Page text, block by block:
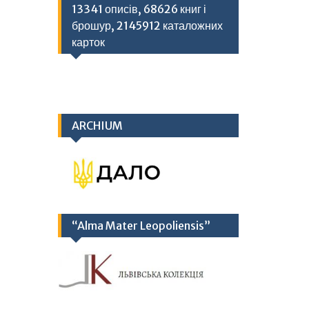
13341 описів, 68626 книг і
брошур, 2145912 каталожних
карток
ARCHIUM
“Alma Mater Leopoliensis”